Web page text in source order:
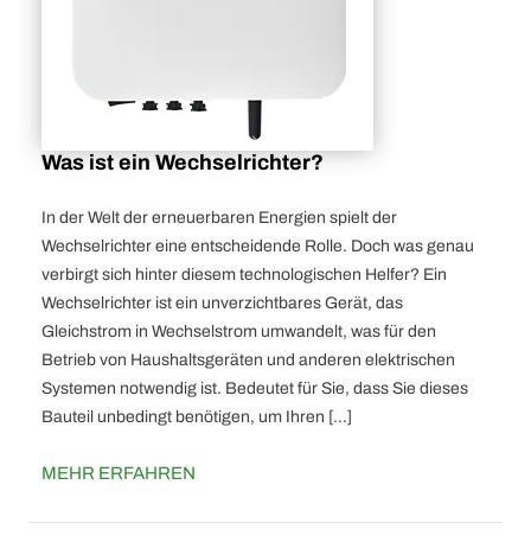
Was ist ein Wechselrichter?
In der Welt der erneuerbaren Energien spielt der
Wechselrichter eine entscheidende Rolle. Doch was genau
verbirgt sich hinter diesem technologischen Helfer? Ein
Wechselrichter ist ein unverzichtbares Gerät, das
Gleichstrom in Wechselstrom umwandelt, was für den
Betrieb von Haushaltsgeräten und anderen elektrischen
Systemen notwendig ist. Bedeutet für Sie, dass Sie dieses
Bauteil unbedingt benötigen, um Ihren […]
MEHR ERFAHREN